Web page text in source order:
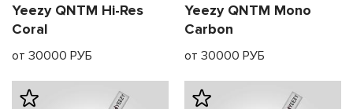
Yeezy QNTM Hi-Res
Coral
от 30000 РУБ
Yeezy QNTM Mono
Carbon
от 30000 РУБ